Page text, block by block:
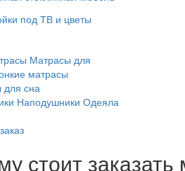
под ТВ и цветы
Матрасы для
матрасы
для сна
Наподушники Одеяла
стоит